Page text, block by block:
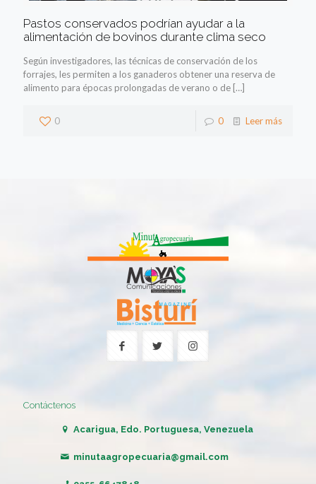
Pastos conservados podrían ayudar a la
alimentación de bovinos durante clima seco
Según investigadores, las técnicas de conservación de los
forrajes, les permiten a los ganaderos obtener una reserva de
alimento para épocas prolongadas de verano o de […]
0 0 Leer más
Contáctenos
Acarigua, Edo. Portuguesa, Venezuela
minutaagropecuaria@gmail.com